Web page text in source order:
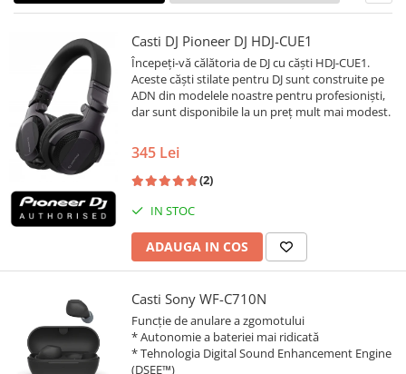
Casti DJ Pioneer DJ HDJ-CUE1
Începeți-vă călătoria de DJ cu căști HDJ-CUE1.
Aceste căști stilate pentru DJ sunt construite pe
ADN din modelele noastre pentru profesioniști,
dar sunt disponibile la un preț mult mai modest.
345 Lei
(2)
IN STOC
ADAUGA IN COS
Casti Sony WF-C710N
Funcție de anulare a zgomotului
* Autonomie a bateriei mai ridicată
* Tehnologia Digital Sound Enhancement Engine
(DSEE™)